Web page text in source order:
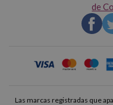
de
Las marcas registradas que